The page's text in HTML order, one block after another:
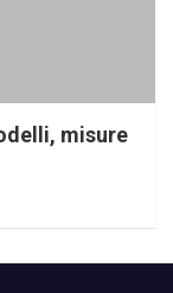
misure